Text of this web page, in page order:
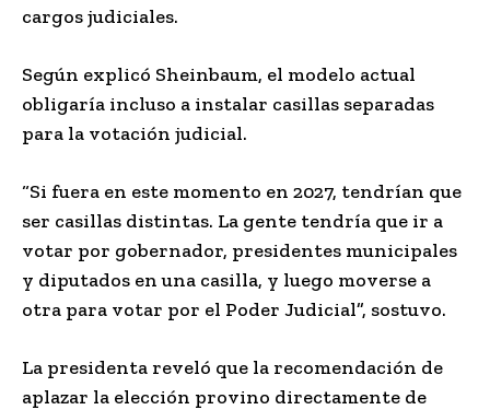
cargos judiciales.
Según explicó Sheinbaum, el modelo actual
obligaría incluso a instalar casillas separadas
para la votación judicial.
“Si fuera en este momento en 2027, tendrían que
ser casillas distintas. La gente tendría que ir a
votar por gobernador, presidentes municipales
y diputados en una casilla, y luego moverse a
otra para votar por el Poder Judicial”, sostuvo.
La presidenta reveló que la recomendación de
aplazar la elección provino directamente de